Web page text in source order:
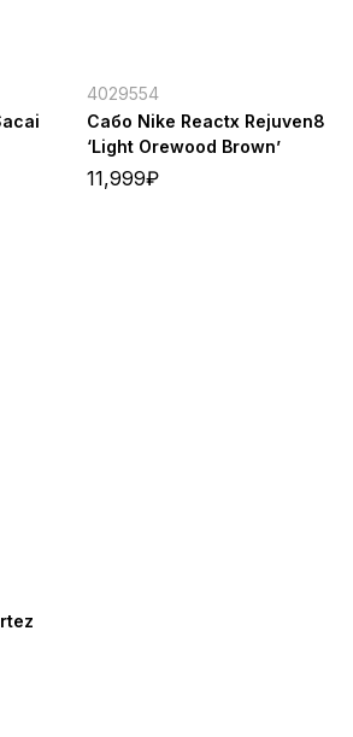
4029554
Сабо Nike Reactx Rejuven8
‘Light Orewood Brown’
11,999₽